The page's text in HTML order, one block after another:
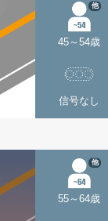
45～54歳
他
信号なし
55～64歳
他